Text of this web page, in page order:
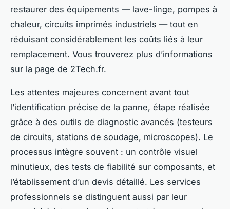
restaurer des équipements — lave-linge, pompes à
chaleur, circuits imprimés industriels — tout en
réduisant considérablement les coûts liés à leur
remplacement. Vous trouverez plus d’informations
sur la page de 2Tech.fr.
Les attentes majeures concernent avant tout
l’identification précise de la panne, étape réalisée
grâce à des outils de diagnostic avancés (testeurs
de circuits, stations de soudage, microscopes). Le
processus intègre souvent : un contrôle visuel
minutieux, des tests de fiabilité sur composants, et
l’établissement d’un devis détaillé. Les services
professionnels se distinguent aussi par leur